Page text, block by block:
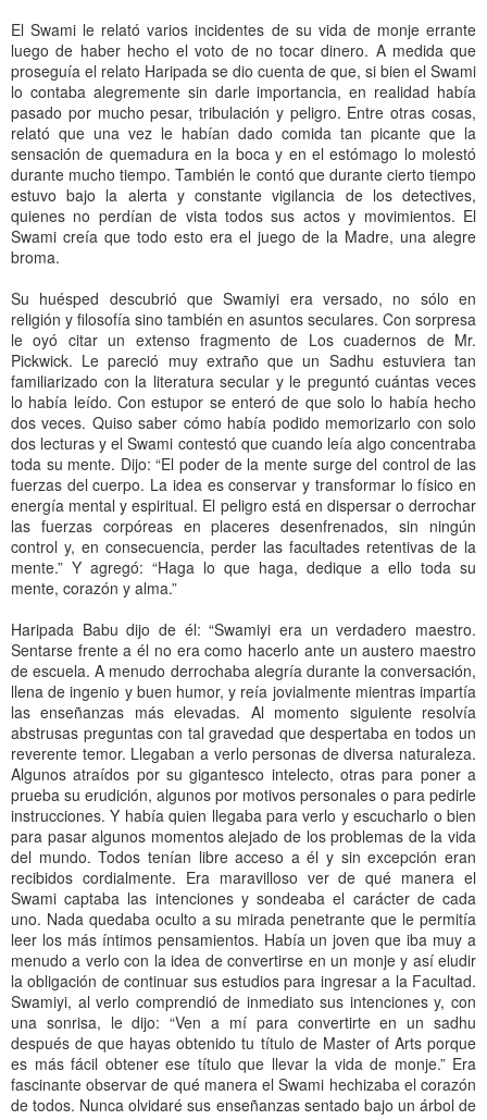
El Swami le relató varios incidentes de su vida de monje errante
luego de haber hecho el voto de no tocar dinero. A medida que
proseguía el relato Haripada se dio cuenta de que, si bien el Swami
lo contaba alegremente sin darle importancia, en realidad había
pasado por mucho pesar, tribulación y peligro. Entre otras cosas,
relató que una vez le habían dado comida tan picante que la
sensación de quemadura en la boca y en el estómago lo molestó
durante mucho tiempo. También le contó que durante cierto tiempo
estuvo bajo la alerta y constante vigilancia de los detectives,
quienes no perdían de vista todos sus actos y movimientos. El
Swami creía que todo esto era el juego de la Madre, una alegre
broma.
Su huésped descubrió que Swamiyi era versado, no sólo en
religión y filosofía sino también en asuntos seculares. Con sorpresa
le oyó citar un extenso fragmento de Los cuadernos de Mr.
Pickwick. Le pareció muy extraño que un Sadhu estuviera tan
familiarizado con la literatura secular y le preguntó cuántas veces
lo había leído. Con estupor se enteró de que solo lo había hecho
dos veces. Quiso saber cómo había podido memorizarlo con solo
dos lecturas y el Swami contestó que cuando leía algo concentraba
toda su mente. Dijo: “El poder de la mente surge del control de las
fuerzas del cuerpo. La idea es conservar y transformar lo físico en
energía mental y espiritual. El peligro está en dispersar o derrochar
las fuerzas corpóreas en placeres desenfrenados, sin ningún
control y, en consecuencia, perder las facultades retentivas de la
mente.” Y agregó: “Haga lo que haga, dedique a ello toda su
mente, corazón y alma.”
Haripada Babu dijo de él: “Swamiyi era un verdadero maestro.
Sentarse frente a él no era como hacerlo ante un austero maestro
de escuela. A menudo derrochaba alegría durante la conversación,
llena de ingenio y buen humor, y reía jovialmente mientras impartía
las enseñanzas más elevadas. Al momento siguiente resolvía
abstrusas preguntas con tal gravedad que despertaba en todos un
reverente temor. Llegaban a verlo personas de diversa naturaleza.
Algunos atraídos por su gigantesco intelecto, otras para poner a
prueba su erudición, algunos por motivos personales o para pedirle
instrucciones. Y había quien llegaba para verlo y escucharlo o bien
para pasar algunos momentos alejado de los problemas de la vida
del mundo. Todos tenían libre acceso a él y sin excepción eran
recibidos cordialmente. Era maravilloso ver de qué manera el
Swami captaba las intenciones y sondeaba el carácter de cada
uno. Nada quedaba oculto a su mirada penetrante que le permitía
leer los más íntimos pensamientos. Había un joven que iba muy a
menudo a verlo con la idea de convertirse en un monje y así eludir
la obligación de continuar sus estudios para ingresar a la Facultad.
Swamiyi, al verlo comprendió de inmediato sus intenciones y, con
una sonrisa, le dijo: “Ven a mí para convertirte en un sadhu
después de que hayas obtenido tu título de Master of Arts porque
es más fácil obtener ese título que llevar la vida de monje.” Era
fascinante observar de qué manera el Swami hechizaba el corazón
de todos. Nunca olvidaré sus enseñanzas sentado bajo un árbol de